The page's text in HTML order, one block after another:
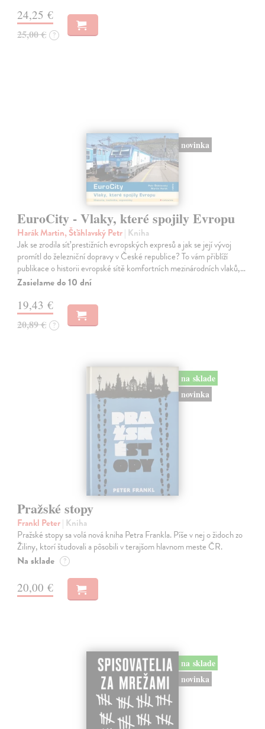
24,25 €
25,00 € ?
novinka
EuroCity - Vlaky, které spojily Evropu
Harák Martin, Šťáhlavský Petr| Kniha
Jak se zrodila síť prestižních evropských expresů a jak se její vývoj
promítl do železniční dopravy v České republice? To vám přiblíží
publikace o historii evropské sítě komfortních mezinárodních vlaků,…
Zasielame do 10 dní
19,43 €
20,89 € ?
na sklade
novinka
Pražské stopy
Frankl Peter| Kniha
Pražské stopy sa volá nová kniha Petra Frankla. Píše v nej o židoch zo
Žiliny, ktorí študovali a pôsobili v terajšom hlavnom meste ČR.
Na sklade ?
20,00 €
na sklade
novinka